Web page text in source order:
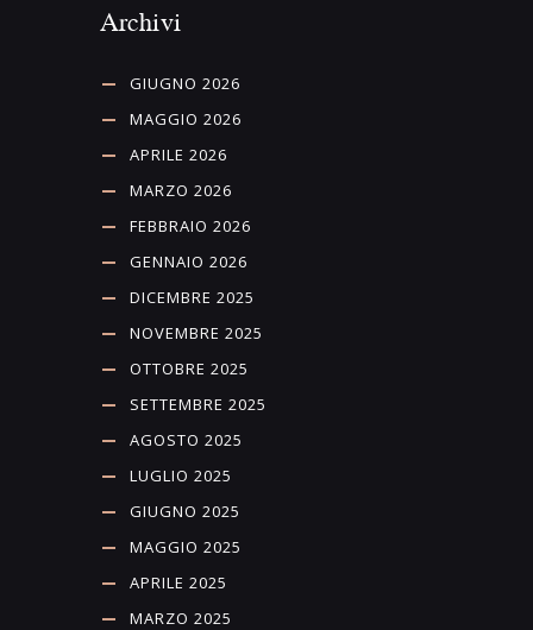
Archivi
GIUGNO 2026
MAGGIO 2026
APRILE 2026
MARZO 2026
FEBBRAIO 2026
GENNAIO 2026
DICEMBRE 2025
NOVEMBRE 2025
OTTOBRE 2025
SETTEMBRE 2025
AGOSTO 2025
LUGLIO 2025
GIUGNO 2025
MAGGIO 2025
APRILE 2025
MARZO 2025